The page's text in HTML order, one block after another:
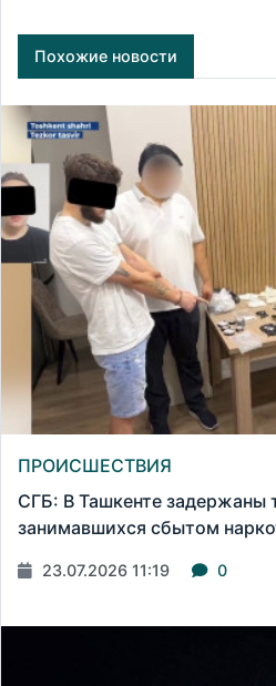
Похожие новости
ПРОИСШЕСТВИЯ
СГБ: В Ташкенте задержаны
занимавшихся сбытом
23.07.2026 11:19 0